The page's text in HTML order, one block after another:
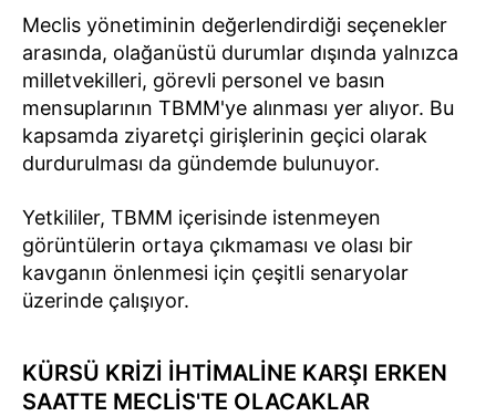
Meclis yönetiminin değerlendirdiği seçenekler
arasında, olağanüstü durumlar dışında yalnızca
milletvekilleri, görevli personel ve basın
mensuplarının TBMM'ye alınması yer alıyor. Bu
kapsamda ziyaretçi girişlerinin geçici olarak
durdurulması da gündemde bulunuyor.
Yetkililer, TBMM içerisinde istenmeyen
görüntülerin ortaya çıkmaması ve olası bir
kavganın önlenmesi için çeşitli senaryolar
üzerinde çalışıyor.
KÜRSÜ KRİZİ İHTİMALİNE KARŞI ERKEN
SAATTE MECLİS'TE OLACAKLAR